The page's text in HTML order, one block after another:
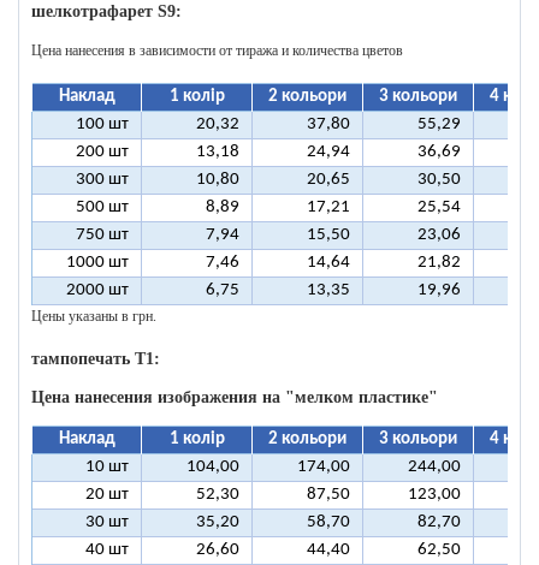
шелкотрафарет S9:
Цена нанесения в зависимости от тиража и количества цветов
Наклад 1 колір 2 кольори 3 кольори
4
100 шт
20,32 37,80 55,29
200 шт
13,18 24,94 36,69
300 шт
10,80 20,65 30,50
500 шт
8,89 17,21 25,54
750 шт
7,94 15,50 23,06
1000 шт
7,46 14,64 21,82
2000 шт
6,75 13,35 19,96
Цены указаны в грн.
тампопечать T1:
Цена нанесения изображения на "мелком пластике"
Наклад 1 колір 2 кольори 3 кольори
4
10 шт
104,00 174,00 244,00
20 шт
52,30 87,50 123,00
30 шт
35,20 58,70 82,70
40 шт
26,60 44,40 62,50